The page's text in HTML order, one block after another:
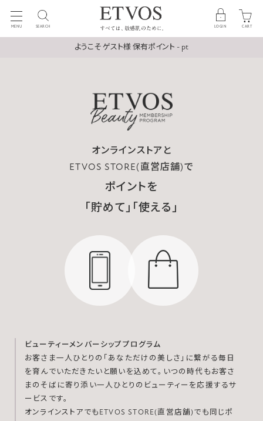
MENU SEARCH LOGIN CART
ようこそ ゲスト様 保有ポイント - pt
オンラインストアと
ETVOS STORE(直営店舗)で
ポイントを
「貯めて」「使える」
ビューティーメンバーシッププログラム
お客さま一人ひとりの「あなただけの美しさ」に繋がる毎日
を育んでいただきたいと願いを込めて。いつの時代もお客さ
まのそばに寄り添い一人ひとりのビューティーを応援するサ
ービスです。
オンラインストアでもETVOS STORE(直営店舗)でも同じポ